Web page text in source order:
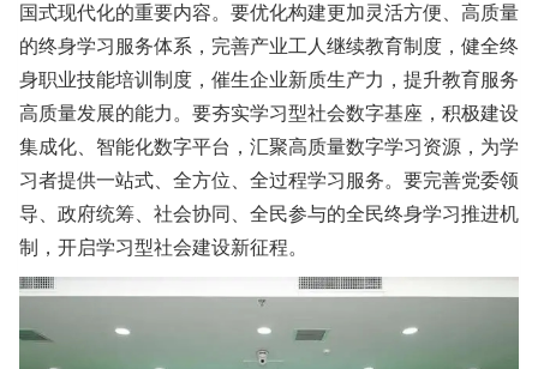
国式现代化的重要内容。要优化构建更加灵活方便、高质量
的终身学习服务体系，完善产业工人继续教育制度，健全终
身职业技能培训制度，催生企业新质生产力，提升教育服务
高质量发展的能力。要夯实学习型社会数字基座，积极建设
集成化、智能化数字平台，汇聚高质量数字学习资源，为学
习者提供一站式、全方位、全过程学习服务。要完善党委领
导、政府统筹、社会协同、全民参与的全民终身学习推进机
制，开启学习型社会建设新征程。